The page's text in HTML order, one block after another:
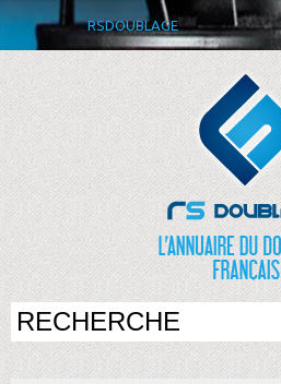
RSDOUBLAGE